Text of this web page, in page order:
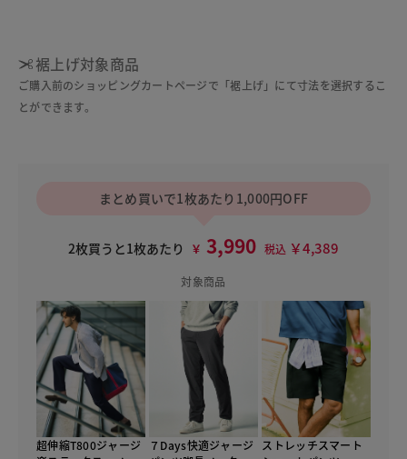
裾上げ対象商品
ご購入前のショッピングカートページで「裾上げ」にて寸法を選択するこ
とができます。
まとめ買いで1枚あたり1,000円OFF
2枚買うと1枚あたり ￥ 3,990 税込 ￥4,389
対象商品
超伸縮T800ジャージ
７Days快適ジャージ
ストレッチスマート